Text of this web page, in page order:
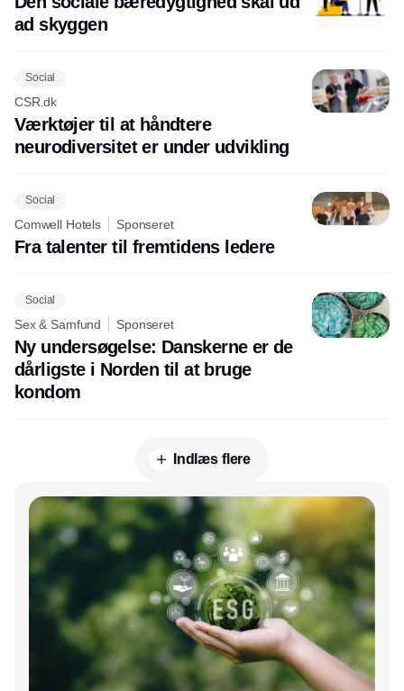
ad skyggen
Social
CSR.dk
Værktøjer til at håndtere
neurodiversitet er under udvikling
Social
Comwell Hotels Sponseret
Fra talenter til fremtidens ledere
Social
Sex & Samfund Sponseret
Ny undersøgelse: Danskerne er de
dårligste i Norden til at bruge
kondom
Indlæs flere
Annonce